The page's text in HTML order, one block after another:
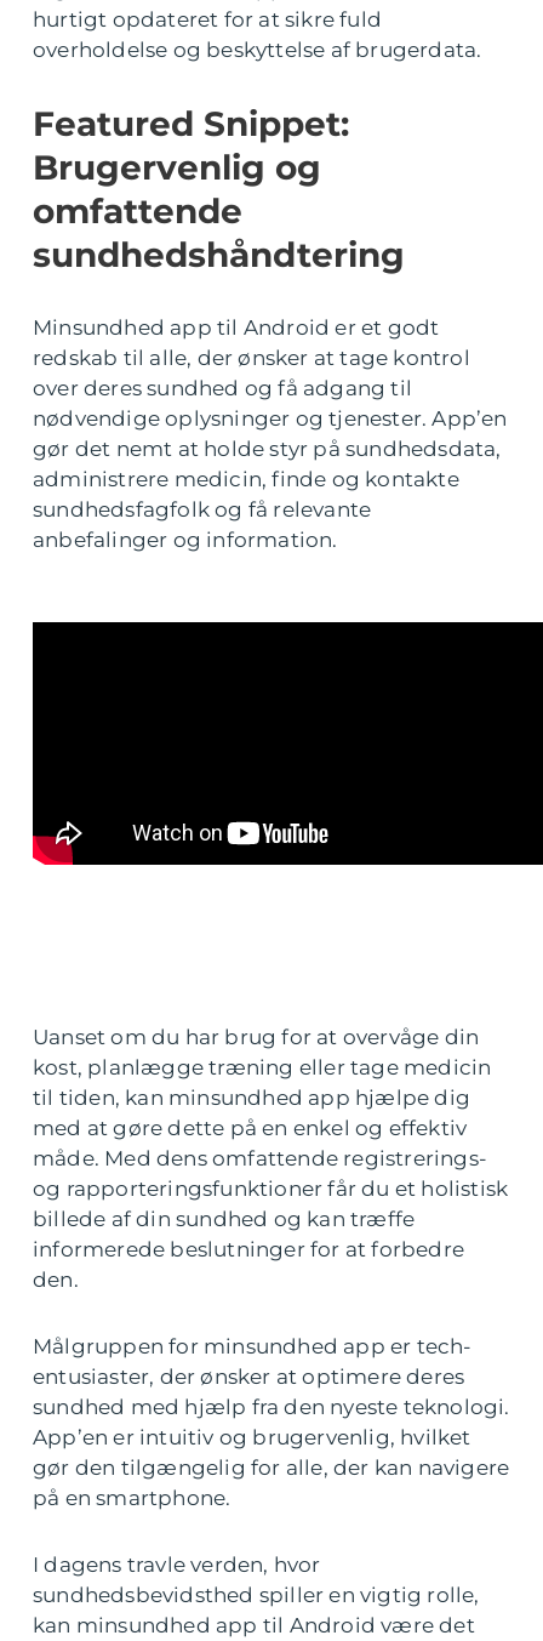
hurtigt opdateret for at sikre fuld
overholdelse og beskyttelse af brugerdata.
Featured Snippet:
Brugervenlig og
omfattende
sundhedshåndtering
Minsundhed app til Android er et godt
redskab til alle, der ønsker at tage kontrol
over deres sundhed og få adgang til
nødvendige oplysninger og tjenester. App’en
gør det nemt at holde styr på sundhedsdata,
administrere medicin, finde og kontakte
sundhedsfagfolk og få relevante
anbefalinger og information.
Uanset om du har brug for at overvåge din
kost, planlægge træning eller tage medicin
til tiden, kan minsundhed app hjælpe dig
med at gøre dette på en enkel og effektiv
måde. Med dens omfattende registrerings-
og rapporteringsfunktioner får du et holistisk
billede af din sundhed og kan træffe
informerede beslutninger for at forbedre
den.
Målgruppen for minsundhed app er tech-
entusiaster, der ønsker at optimere deres
sundhed med hjælp fra den nyeste teknologi.
App’en er intuitiv og brugervenlig, hvilket
gør den tilgængelig for alle, der kan navigere
på en smartphone.
I dagens travle verden, hvor
sundhedsbevidsthed spiller en vigtig rolle,
kan minsundhed app til Android være det